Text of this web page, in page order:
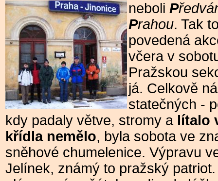
neboli P
Prahou. Tak
povedená
včera v
Pražskou
já. Celkově
statečných -
kdy padaly větve, stromy a lítalo
křídla nemělo, byla sobota ve
sněhové chumelenice. Výpravu
Jelínek, známý to pražský